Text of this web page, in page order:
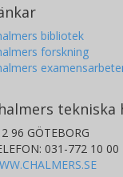
bibliotek
forskning
tekniska
96 GÖTEBORG
031-772 10 00